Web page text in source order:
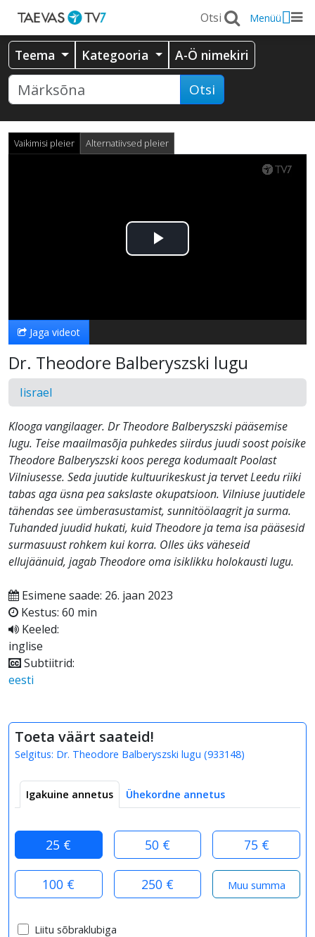
Menüü
Teema Kategooria A-Ö nimekiri
Otsi
Vaikimisi pleier Alternatiivsed pleier
Esita
Jaga videot
Dr. Theodore Balberyszski lugu
Iisrael
Klooga vangilaager. Dr Theodore Balberyszski pääsemise
lugu. Teise maailmasõja puhkedes siirdus juudi soost poisike
Theodore Balberyszski koos perega kodumaalt Poolast
Vilniusesse. Seda juutide kultuurikeskust ja tervet Leedu riiki
tabas aga üsna pea sakslaste okupatsioon. Vilniuse juutidele
tähendas see ümberasustamist, sunnitöölaagrit ja surma.
Tuhanded juudid hukati, kuid Theodore ja tema isa pääsesid
surmasuust rohkem kui korra. Olles üks väheseid
ellujäänuid, jagab Theodore oma isiklikku holokausti lugu.
Esimene saade: 26. jaan 2023
Kestus: 60 min
Keeled:
inglise
Subtiitrid:
eesti
Toeta väärt saateid!
Selgitus: Dr. Theodore Balberyszski lugu (933148)
Igakuine annetus Ühekordne annetus
25 € 50 € 75 €
100 € 250 €
Liitu sõbraklubiga